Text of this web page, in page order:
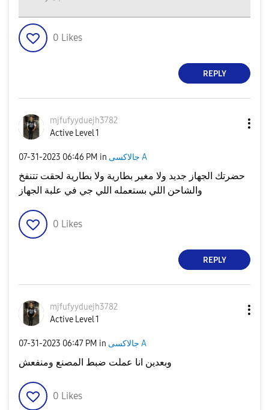
0 Likes
REPLY
mjfufyyduejh3782
Active Level 1
‎07-31-2023 06:46 PM in جالاكسى A
حضرتك الجهاز جديد ولا مغير بطارية ولا بطارية لحقت تتنفخ
والشاحن اللي بستعمله اللي جي في علبة الجهاز
0 Likes
REPLY
mjfufyyduejh3782
Active Level 1
‎07-31-2023 06:47 PM in جالاكسى A
وبعدين انا عملت ضبط المصنع ومنفعش
0 Likes